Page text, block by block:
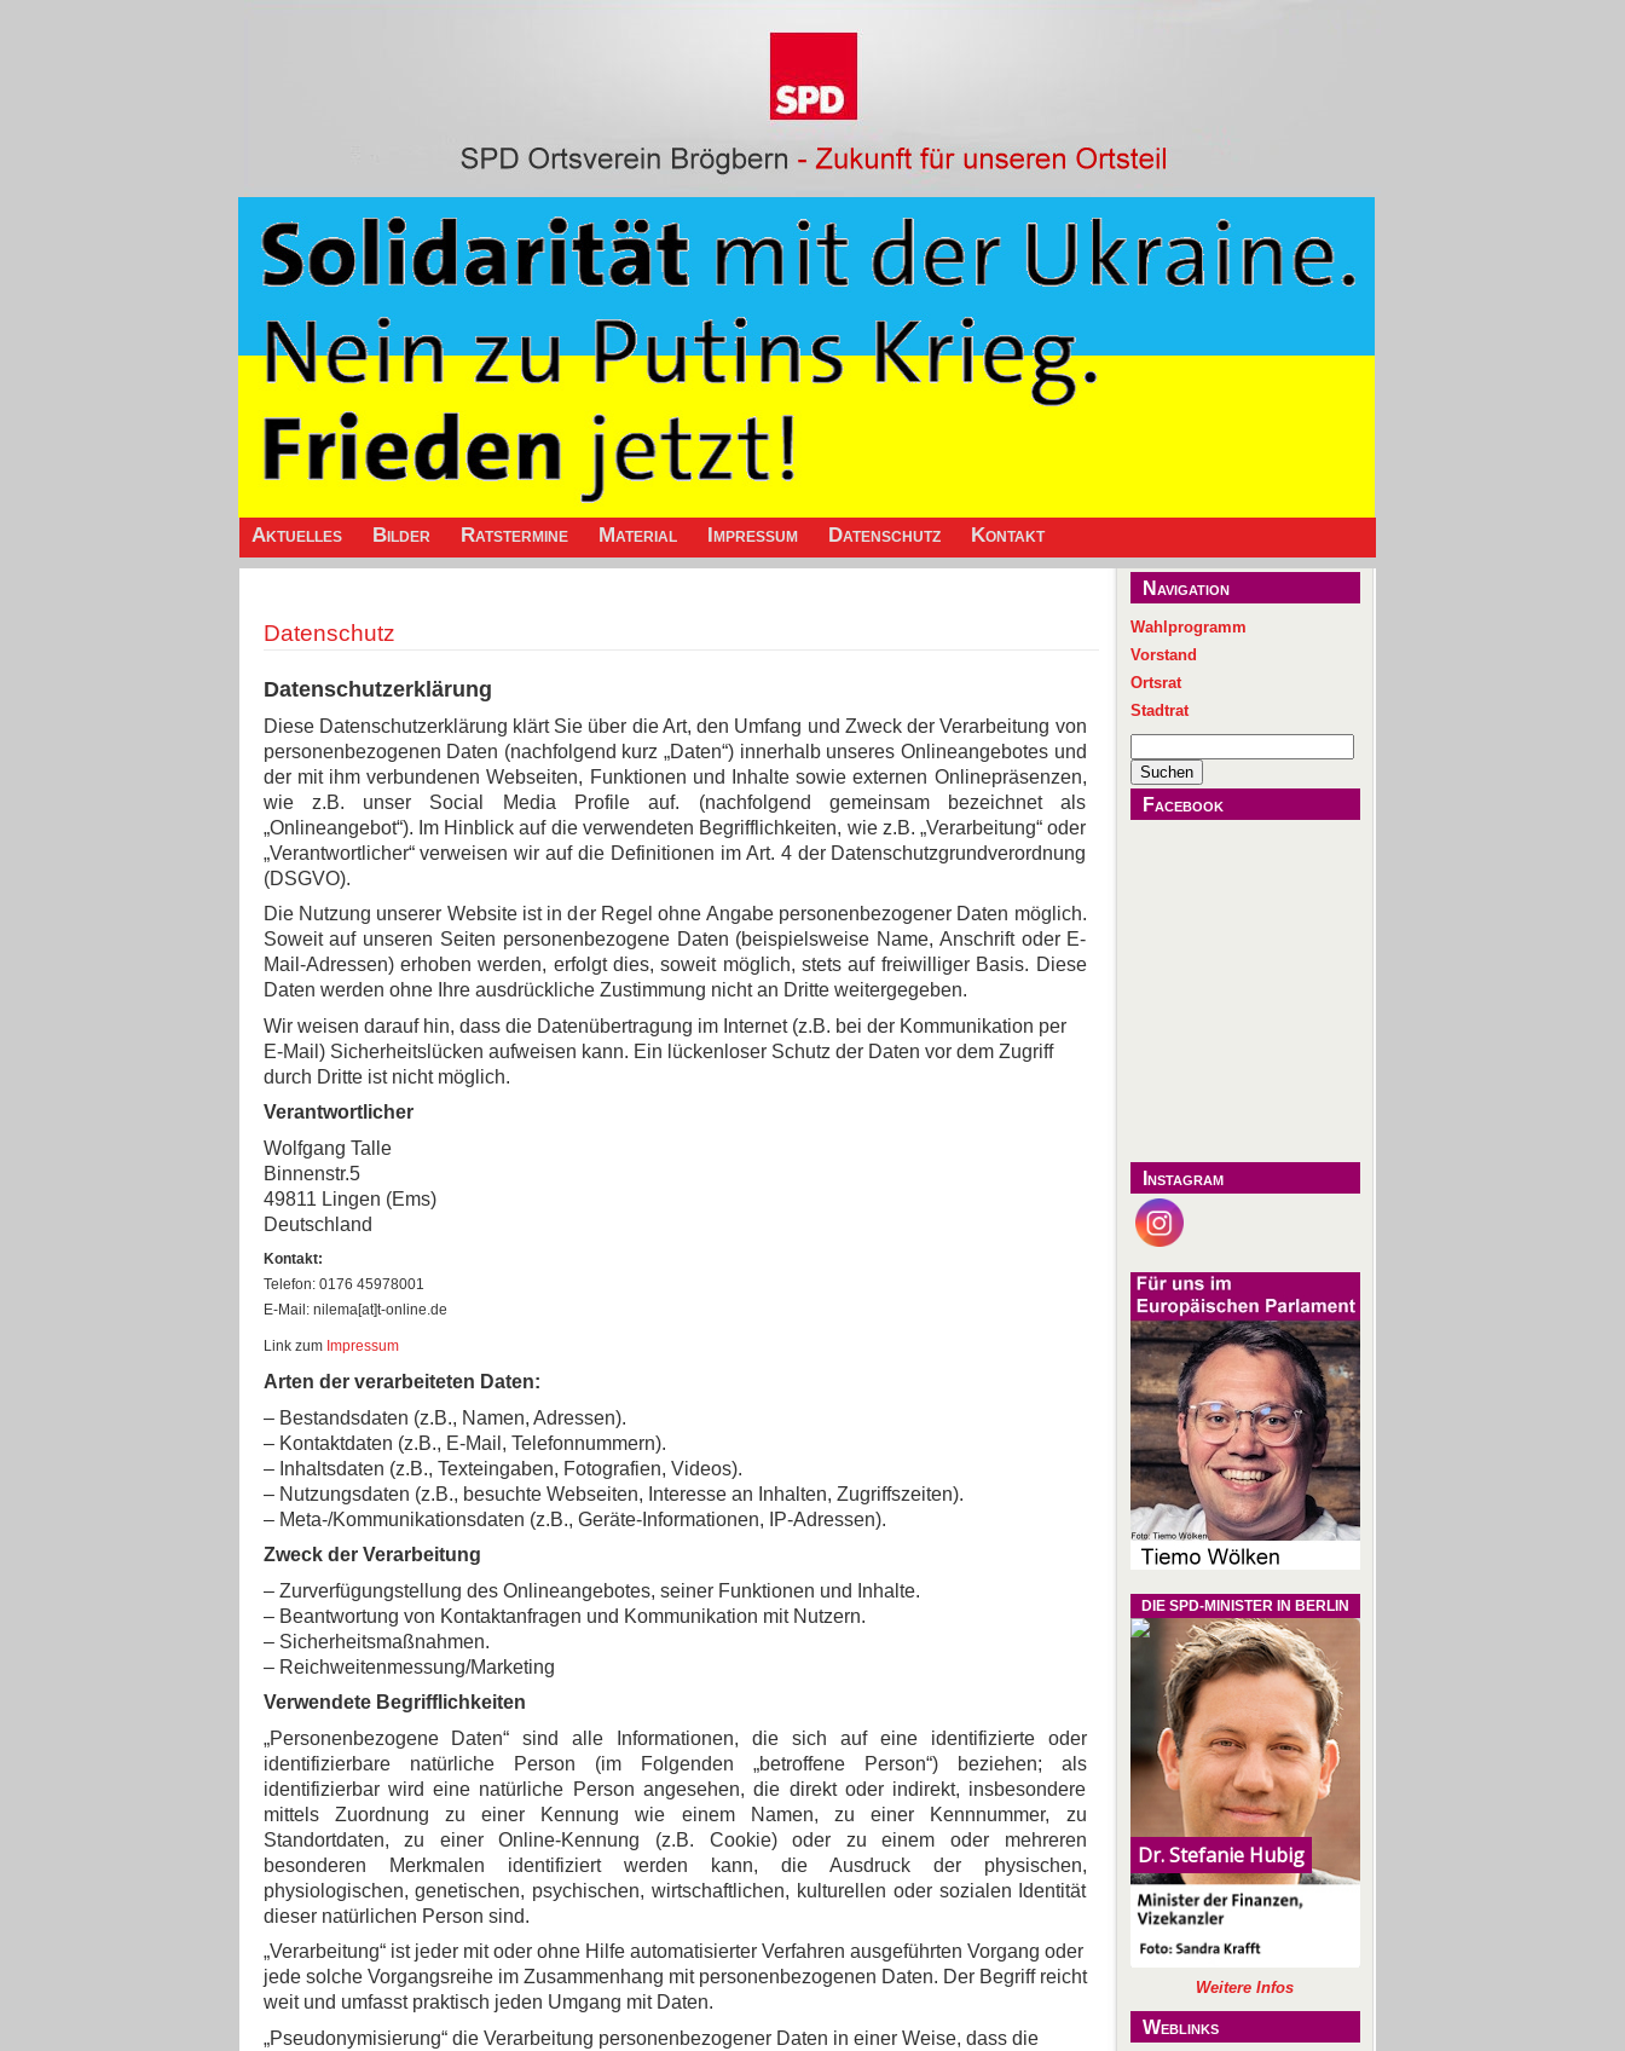
Aktuelles Bilder Ratstermine Material Impressum Datenschutz Kontakt
Datenschutz
Datenschutzerklärung
Diese Datenschutzerklärung klärt Sie über die Art, den Umfang und Zweck der Verarbeitung von
personenbezogenen Daten (nachfolgend kurz „Daten“) innerhalb unseres Onlineangebotes und
der mit ihm verbundenen Webseiten, Funktionen und Inhalte sowie externen Onlinepräsenzen,
wie z.B. unser Social Media Profile auf. (nachfolgend gemeinsam bezeichnet als
„Onlineangebot“). Im Hinblick auf die verwendeten Begrifflichkeiten, wie z.B. „Verarbeitung“ oder
„Verantwortlicher“ verweisen wir auf die Definitionen im Art. 4 der Datenschutzgrundverordnung
(DSGVO).
Die Nutzung unserer Website ist in der Regel ohne Angabe personenbezogener Daten möglich.
Soweit auf unseren Seiten personenbezogene Daten (beispielsweise Name, Anschrift oder E-
Mail-Adressen) erhoben werden, erfolgt dies, soweit möglich, stets auf freiwilliger Basis. Diese
Daten werden ohne Ihre ausdrückliche Zustimmung nicht an Dritte weitergegeben.
Wir weisen darauf hin, dass die Datenübertragung im Internet (z.B. bei der Kommunikation per
E-Mail) Sicherheitslücken aufweisen kann. Ein lückenloser Schutz der Daten vor dem Zugriff
durch Dritte ist nicht möglich.
Verantwortlicher
Wolfgang Talle
Binnenstr.5
49811 Lingen (Ems)
Deutschland
Kontakt:
Telefon: 0176 45978001
E-Mail: nilema[at]t-online.de
Link zum Impressum
Arten der verarbeiteten Daten:
– Bestandsdaten (z.B., Namen, Adressen).
– Kontaktdaten (z.B., E-Mail, Telefonnummern).
– Inhaltsdaten (z.B., Texteingaben, Fotografien, Videos).
– Nutzungsdaten (z.B., besuchte Webseiten, Interesse an Inhalten, Zugriffszeiten).
– Meta-/Kommunikationsdaten (z.B., Geräte-Informationen, IP-Adressen).
Zweck der Verarbeitung
– Zurverfügungstellung des Onlineangebotes, seiner Funktionen und Inhalte.
– Beantwortung von Kontaktanfragen und Kommunikation mit Nutzern.
– Sicherheitsmaßnahmen.
– Reichweitenmessung/Marketing
Verwendete Begrifflichkeiten
„Personenbezogene Daten“ sind alle Informationen, die sich auf eine identifizierte oder
identifizierbare natürliche Person (im Folgenden „betroffene Person“) beziehen; als
identifizierbar wird eine natürliche Person angesehen, die direkt oder indirekt, insbesondere
mittels Zuordnung zu einer Kennung wie einem Namen, zu einer Kennnummer, zu
Standortdaten, zu einer Online-Kennung (z.B. Cookie) oder zu einem oder mehreren
besonderen Merkmalen identifiziert werden kann, die Ausdruck der physischen,
physiologischen, genetischen, psychischen, wirtschaftlichen, kulturellen oder sozialen Identität
dieser natürlichen Person sind.
„Verarbeitung“ ist jeder mit oder ohne Hilfe automatisierter Verfahren ausgeführten Vorgang oder
jede solche Vorgangsreihe im Zusammenhang mit personenbezogenen Daten. Der Begriff reicht
weit und umfasst praktisch jeden Umgang mit Daten.
„Pseudonymisierung“ die Verarbeitung personenbezogener Daten in einer Weise, dass die
Navigation
Wahlprogramm
Vorstand
Ortsrat
Stadtrat
nach:
Facebook
Instagram
DIE SPD-MINISTER IN BERLIN
Weitere Infos
Weblinks